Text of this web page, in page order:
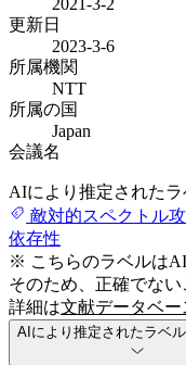
2021-3-2
更新日
2023-3-6
所属機関
NTT
所属の国
Japan
会議名
AIにより推定された
敵対的スペクトル
依存性
※ こちらのラベルは
そのため、正確でない
詳細は文献データベー
AIにより推定されたラベ